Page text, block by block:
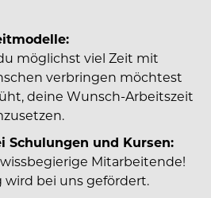
möglichst viel Zeit mit
verbringen möchtest
deine Wunsch-Arbeitszeit
Schulungen und Kursen:
Mitarbeitende!
bei uns gefördert.